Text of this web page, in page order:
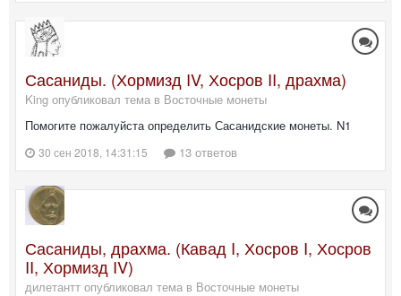
Сасаниды. (Хормизд IV, Хосров II, драхма)
King опубликовал тема в Восточные монеты
Помогите пожалуйста определить Сасанидские монеты. N1
30 сен 2018, 14:31:15 13 ответов
Сасаниды, драхма. (Кавад I, Хосров I, Хосров
II, Хормизд IV)
дилетантт опубликовал тема в Восточные монеты